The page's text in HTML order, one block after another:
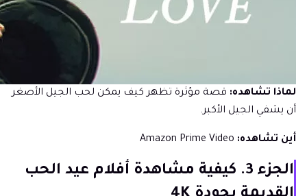
لماذا تشاهده: قصة مؤثرة تظهر كيف يمكن لحب الجيل الأصغر
أن يشفي الجيل الأكبر.
أين تشاهده:
الجزء 3. كيفية مشاهدة أفلام عيد الحب